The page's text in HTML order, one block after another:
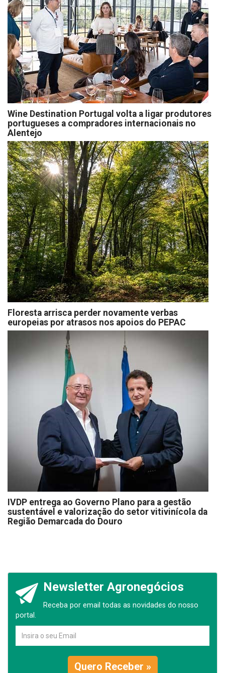
Wine Destination Portugal volta a ligar produtores
portugueses a compradores internacionais no
Alentejo
Floresta arrisca perder novamente verbas
europeias por atrasos nos apoios do PEPAC
IVDP entrega ao Governo Plano para a gestão
sustentável e valorização do setor vitivinícola da
Região Demarcada do Douro
Newsletter Agronegócios
Receba por email todas as novidades do nosso
portal.
Quero Receber »